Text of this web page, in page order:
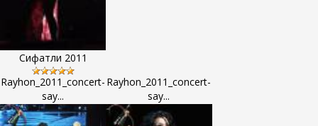
Сифатли 2011
Rayhon_2011_concert-
say...
Rayhon_2011_concert-
say...